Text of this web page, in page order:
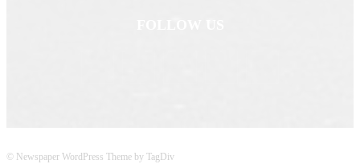
© Newspaper WordPress Theme by TagDiv